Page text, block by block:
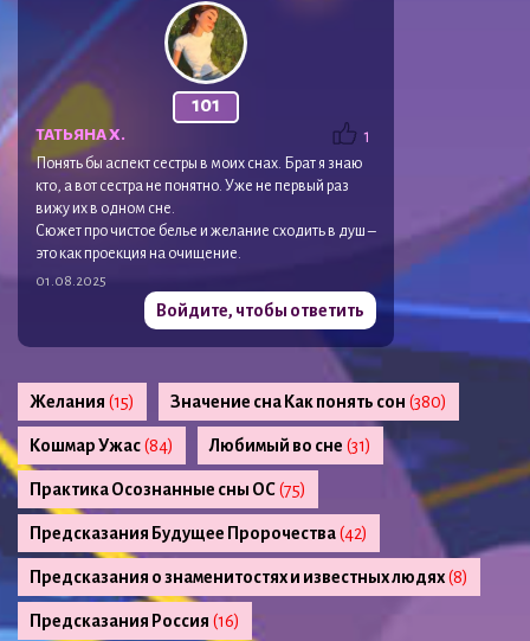
101
1
ТАТЬЯНА Х.
Понять бы аспект сестры в моих снах. Брат я знаю
кто, а вот сестра не понятно. Уже не первый раз
вижу их в одном сне.
Сюжет про чистое белье и желание сходить в душ –
это как проекция на очищение.
01.08.2025
Войдите, чтобы ответить
Желания (15) Значение сна Как понять сон (380)
Кошмар Ужас(84) Любимый во сне (31)
Практика Осознанные сны ОС(75)
Предсказания Будущее Пророчества(42)
Предсказания о знаменитостях и известных людях(8)
Предсказания Россия (16)